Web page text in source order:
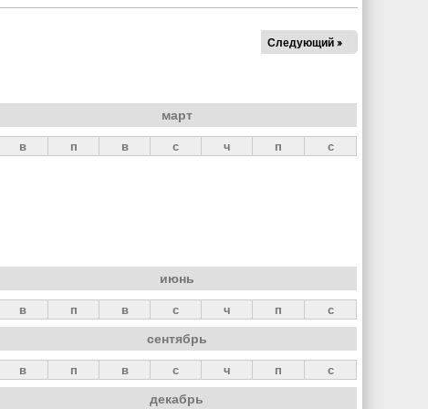
Следующий »
март
в п в с ч п с
июнь
в п в с ч п с
сентябрь
в п в с ч п с
декабрь